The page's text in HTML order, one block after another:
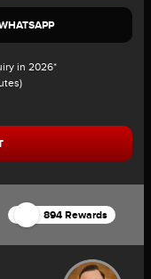
in 2026*
894 Rewards